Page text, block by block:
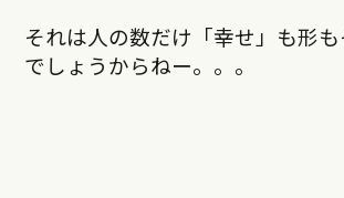
それは人の数だけ「幸せ」も形
でしょうからねー。。。